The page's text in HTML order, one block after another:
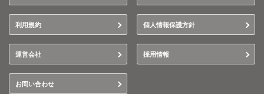
利用規約 個人情報保護方針
運営会社 採用情報
お問い合わせ